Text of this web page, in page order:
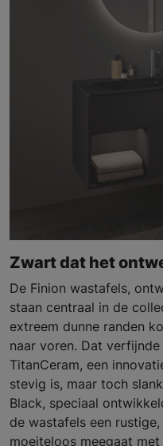
Zwart dat het
De Finion wastafels,
staan centraal in de
extreem dunne randen
naar voren. Dat
TitanCeram, een
stevig is, maar toch
Black, speciaal
de wastafels een
moeiteloos meegaat